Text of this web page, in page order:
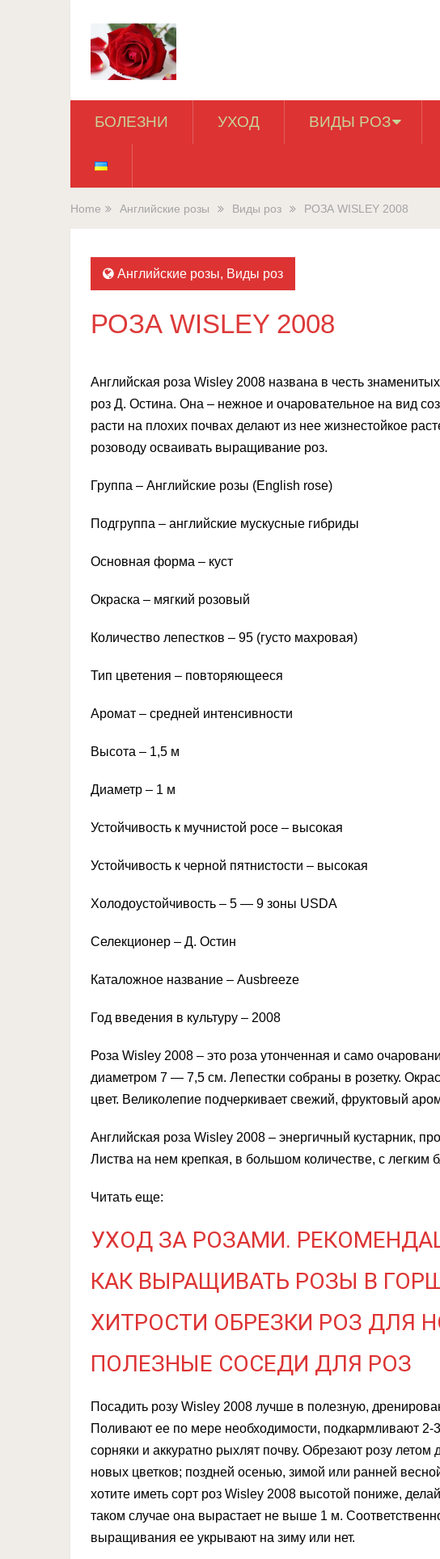
БОЛЕЗНИ УХОД ВИДЫ РОЗ
Home Английские розы Виды роз РОЗА WISLEY 2008
Английские розы, Виды роз
РОЗА WISLEY 2008
Английская роза Wisley 2008 названа в честь
роз Д. Остина. Она – нежное и очаровательное на вид
расти на плохих почвах делают из нее жизнестойкое
розоводу осваивать выращивание роз.
Группа – Английские розы (English rose)
Подгруппа – английские мускусные гибриды
Основная форма – куст
Окраска – мягкий розовый
Количество лепестков – 95 (густо махровая)
Тип цветения – повторяющееся
Аромат – средней интенсивности
Высота – 1,5 м
Диаметр – 1 м
Устойчивость к мучнистой росе – высокая
Устойчивость к черной пятнистости – высокая
Холодоустойчивость – 5 — 9 зоны USDA
Селекционер – Д. Остин
Каталожное название – Ausbreeze
Год введения в культуру – 2008
Роза Wisley 2008 – это роза утонченная и само
диаметром 7 — 7,5 см. Лепестки собраны в розетку.
цвет. Великолепие подчеркивает свежий, фруктовый
Английская роза Wisley 2008 – энергичный кустарник,
Листва на нем крепкая, в большом количестве, с легким
Читать еще:
УХОД ЗА РОЗАМИ.
КАК ВЫРАЩИВАТЬ РОЗЫ В
ХИТРОСТИ ОБРЕЗКИ РОЗ ДЛЯ
ПОЛЕЗНЫЕ СОСЕДИ ДЛЯ РОЗ
Посадить розу Wisley 2008 лучше в полезную,
Поливают ее по мере необходимости, подкармливают 2-
сорняки и аккуратно рыхлят почву. Обрезают розу
новых цветков; поздней осенью, зимой или ранней
хотите иметь сорт роз Wisley 2008 высотой пониже,
таком случае она вырастает не выше 1 м.
выращивания ее укрывают на зиму или нет.